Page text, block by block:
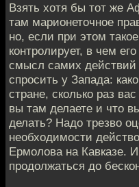
Взять хотя бы тот же
там марионеточное
но, если при этом
контролирует, в чем
смысл самих действий
спросить у Запада:
стране, сколько раз
вы там делаете и что
делать? Надо трезво
необходимости
Ермолова на Кавказе.
продолжаться до